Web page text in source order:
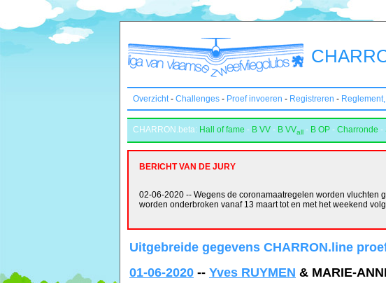
Overzicht- Challenges - Proef invoeren - Registreren -
CHARRON.beta: Hall of fame - B VV - B VVall - B OP - Charronde -
BERICHT VAN DE JURY
02-06-2020 -- Wegens de coronamaatregelen worden
worden onderbroken vanaf 13 maart tot en met het weekend
Uitgebreide gegevens CHARRON.line
01-06-2020 -- Yves RUYMEN & MARIE-